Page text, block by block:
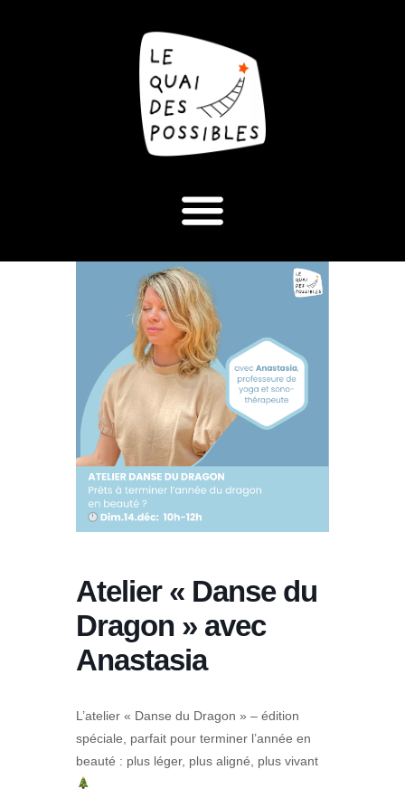
Atelier « Danse du
Dragon » avec
Anastasia
L’atelier « Danse du Dragon » – édition
spéciale, parfait pour terminer l’année en
beauté : plus léger, plus aligné, plus vivant